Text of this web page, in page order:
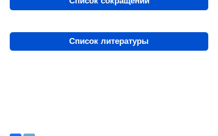
Список литературы